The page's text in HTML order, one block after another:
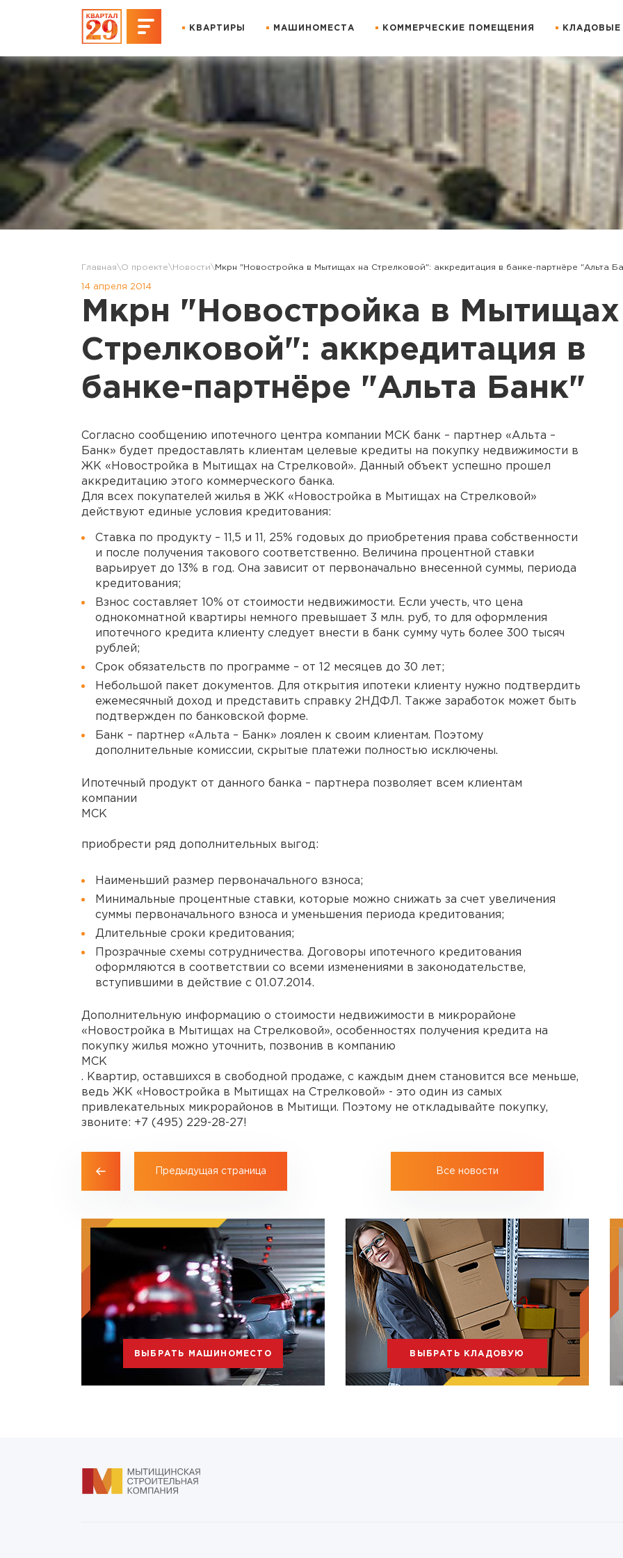
КВАРТИРЫ МАШИНОМЕСТА КОММЕРЧЕСКИЕ ПОМЕЩЕНИЯ КЛАДОВЫЕ
Главная О проекте Новости Мкрн "Новостройка в Мытищах на Стрелковой": аккредитация в банке-партнёре "Альта
14 апреля 2014
Мкрн "Новостройка в Мытищах
Стрелковой": аккредитация в
банке-партнёре "Альта Банк"
Согласно сообщению ипотечного центра компании МСК банк – партнер «Альта –
Банк» будет предоставлять клиентам целевые кредиты на покупку недвижимости в
ЖК «Новостройка в Мытищах на Стрелковой». Данный объект успешно прошел
аккредитацию этого коммерческого банка.
Для всех покупателей жилья в ЖК «Новостройка в Мытищах на Стрелковой»
действуют единые условия кредитования:
Ставка по продукту – 11,5 и 11, 25% годовых до приобретения права собственности
и после получения такового соответственно. Величина процентной ставки
варьирует до 13% в год. Она зависит от первоначально внесенной суммы, периода
кредитования;
Взнос составляет 10% от стоимости недвижимости. Если учесть, что цена
однокомнатной квартиры немного превышает 3 млн. руб, то для оформления
ипотечного кредита клиенту следует внести в банк сумму чуть более 300 тысяч
рублей;
Срок обязательств по программе – от 12 месяцев до 30 лет;
Небольшой пакет документов. Для открытия ипотеки клиенту нужно подтвердить
ежемесячный доход и представить справку 2НДФЛ. Также заработок может быть
подтвержден по банковской форме.
Банк – партнер «Альта – Банк» лоялен к своим клиентам. Поэтому
дополнительные комиссии, скрытые платежи полностью исключены.
Ипотечный продукт от данного банка – партнера позволяет всем клиентам
компании
МСК
приобрести ряд дополнительных выгод:
Наименьший размер первоначального взноса;
Минимальные процентные ставки, которые можно снижать за счет увеличения
суммы первоначального взноса и уменьшения периода кредитования;
Длительные сроки кредитования;
Прозрачные схемы сотрудничества. Договоры ипотечного кредитования
оформляются в соответствии со всеми изменениями в законодательстве,
вступившими в действие с 01.07.2014.
Дополнительную информацию о стоимости недвижимости в микрорайоне
«Новостройка в Мытищах на Стрелковой», особенностях получения кредита на
покупку жилья можно уточнить, позвонив в компанию
МСК
. Квартир, оставшихся в свободной продаже, с каждым днем становится все меньше,
ведь ЖК «Новостройка в Мытищах на Стрелковой» - это один из самых
привлекательных микрорайонов в Мытищи. Поэтому не откладывайте покупку,
звоните: +7 (495) 229-28-27!
Предыдущая страница Все новости
ВЫБРАТЬ МАШИНОМЕСТО ВЫБРАТЬ КЛАДОВУЮ